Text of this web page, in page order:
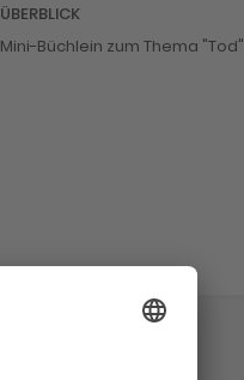
ÜBERBLICK
Mini-Büchlein zum Thema "Tod"